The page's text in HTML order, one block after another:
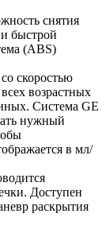
снятия
быстрой
(ABS)
скоростью
возрастных
Система GE
нужный
в мл/
Доступен
раскрытия